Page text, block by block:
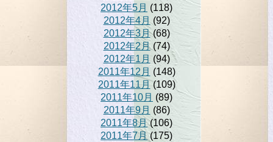
2012年5月 (118)
2012年4月 (92)
2012年3月(68)
2012年2月(74)
2012年1月 (94)
2011年12月 (148)
2011年11月 (109)
2011年10月 (89)
2011年9月 (86)
2011年8月(106)
2011年7月(175)